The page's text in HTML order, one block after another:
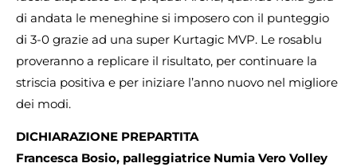
di andata le meneghine si imposero con il punteggio
di 3-0 grazie ad una super Kurtagic MVP. Le rosablu
proveranno a replicare il risultato, per continuare la
striscia positiva e per iniziare l’anno nuovo nel migliore
dei modi.
DICHIARAZIONE PREPARTITA
Francesca Bosio, palleggiatrice Numia Vero Volley